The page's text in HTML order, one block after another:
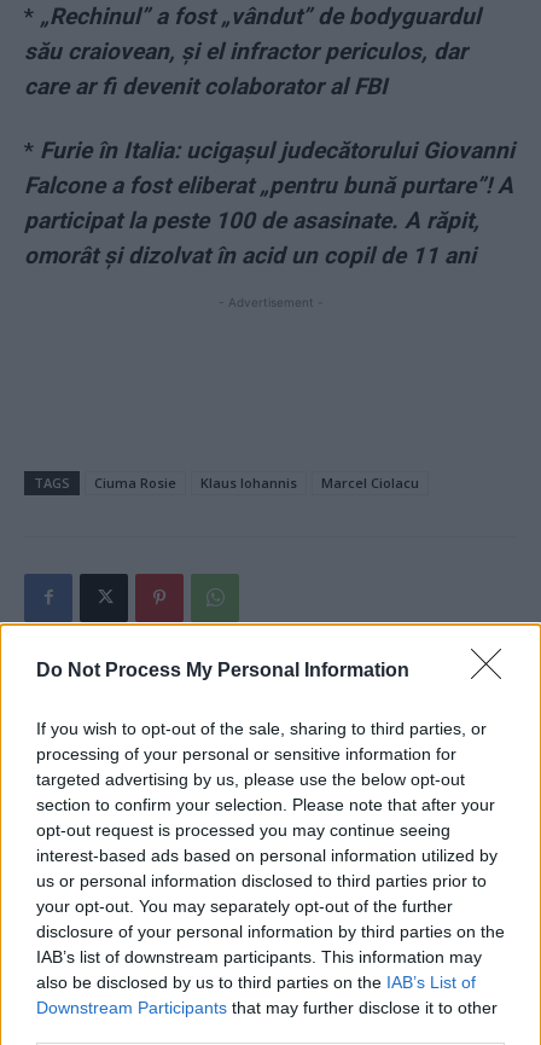
Do Not Process My Personal Information
If you wish to opt-out of the sale, sharing to third parties, or
processing of your personal or sensitive information for
targeted advertising by us, please use the below opt-out
section to confirm your selection. Please note that after your
opt-out request is processed you may continue seeing
interest-based ads based on personal information utilized by
us or personal information disclosed to third parties prior to
your opt-out. You may separately opt-out of the further
disclosure of your personal information by third parties on the
IAB’s list of downstream participants. This information may
also be disclosed by us to third parties on the IAB’s List of
Downstream Participants that may further disclose it to other
* „Rechinul” a fost „vândut” de bodyguardul
său craiovean, și el infractor periculos, dar
care ar fi devenit colaborator al FBI
* Furie în Italia: ucigașul judecătorului Giovanni
Falcone a fost eliberat „pentru bună purtare”! A
participat la peste 100 de asasinate. A răpit,
omorât și dizolvat în acid un copil de 11 ani
- Advertisement -
TAGS Ciuma Rosie Klaus Iohannis Marcel Ciolacu
Furie în Italia: ucigașul
judecătorului Giovanni
Falcone a fost eliberat
„pentru bună purtare”! A
participat la peste 100 de
asasinate. A răpit, omorât și
dizolvat în acid un copil de 11
ani
Belarus intră în „era
Ceaușescu”: cetățenilor li se
interzice să mai iasă din țară.
Sub pretextul epidemiei de
Covid (pe care până acum a
negat-o!), Lukașenko a izolat
complet statul
Redacţia